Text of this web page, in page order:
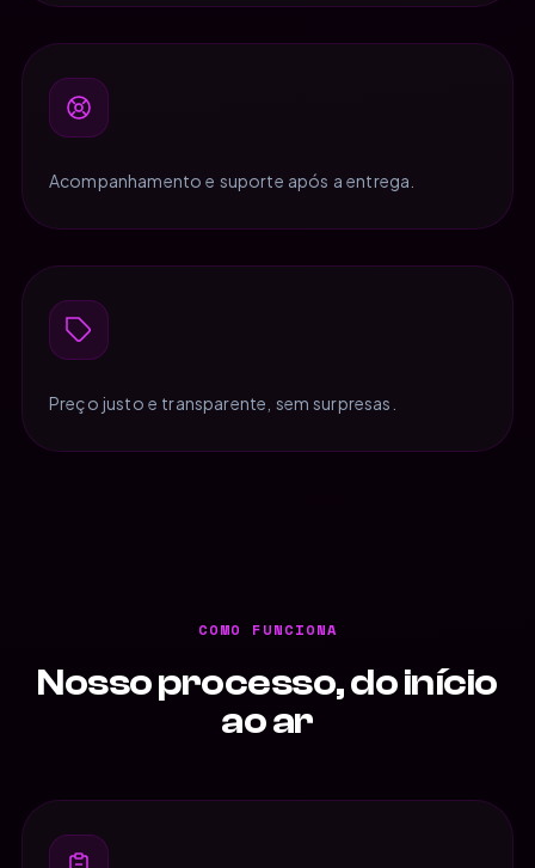
Acompanhamento e suporte após a entrega.
Preço justo e transparente, sem surpresas.
COMO FUNCIONA
Nosso processo, do início
ao ar